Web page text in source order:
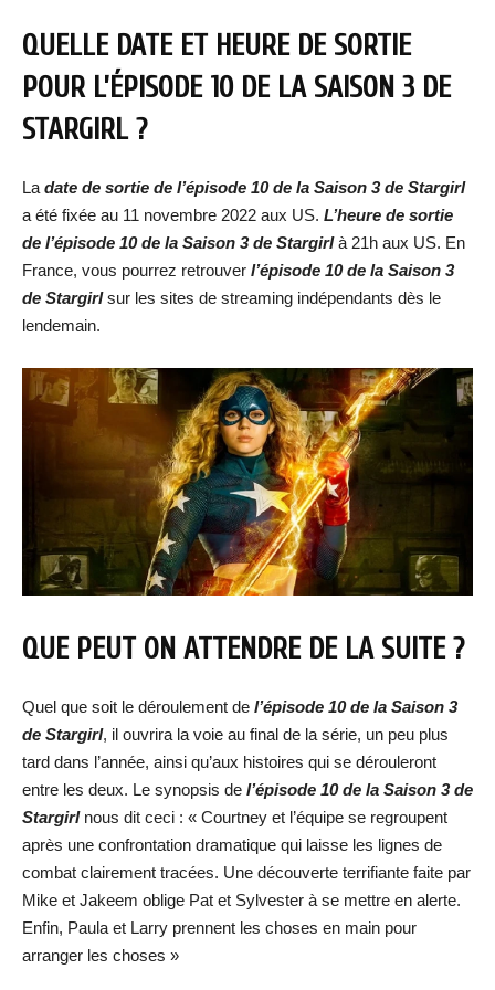
QUELLE DATE ET HEURE DE SORTIE
POUR L’ÉPISODE 10 DE LA SAISON 3 DE
STARGIRL?
La date de sortie de l’épisode 10 de la Saison 3 de Stargirl
a été fixée au 11 novembre 2022 aux US. L’heure de sortie
de l’épisode 10 de la Saison 3 de Stargirlà 21h aux US. En
France, vous pourrez retrouver l’épisode 10 de la Saison 3
de Stargirlsur les sites de streaming indépendants dès le
lendemain.
QUE PEUT ON ATTENDRE DE LA SUITE ?
Quel que soit le déroulement de l’épisode 10 de la Saison 3
de Stargirl, il ouvrira la voie au final de la série, un peu plus
tard dans l’année, ainsi qu’aux histoires qui se dérouleront
entre les deux. Le synopsis de l’épisode 10 de la Saison 3 de
Stargirlnous dit ceci : « Courtney et l’équipe se regroupent
après une confrontation dramatique qui laisse les lignes de
combat clairement tracées. Une découverte terrifiante faite par
Mike et Jakeem oblige Pat et Sylvester à se mettre en alerte.
Enfin, Paula et Larry prennent les choses en main pour
arranger les choses »